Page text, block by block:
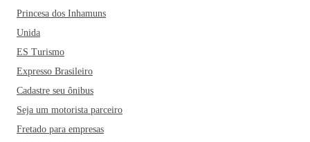
Princesa dos Inhamuns
Unida
ES Turismo
Expresso Brasileiro
Cadastre seu ônibus
Seja um motorista parceiro
Fretado para empresas